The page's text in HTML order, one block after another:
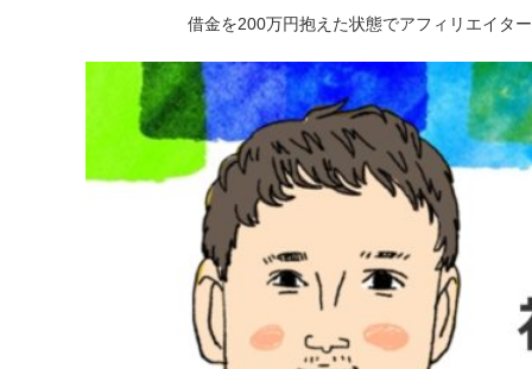
借金を200万円抱えた状態でアフィリエイタ